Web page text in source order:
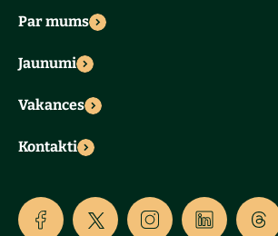
Par mums
Jaunumi
Vakances
Kontakti